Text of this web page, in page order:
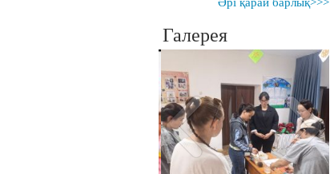
Галерея